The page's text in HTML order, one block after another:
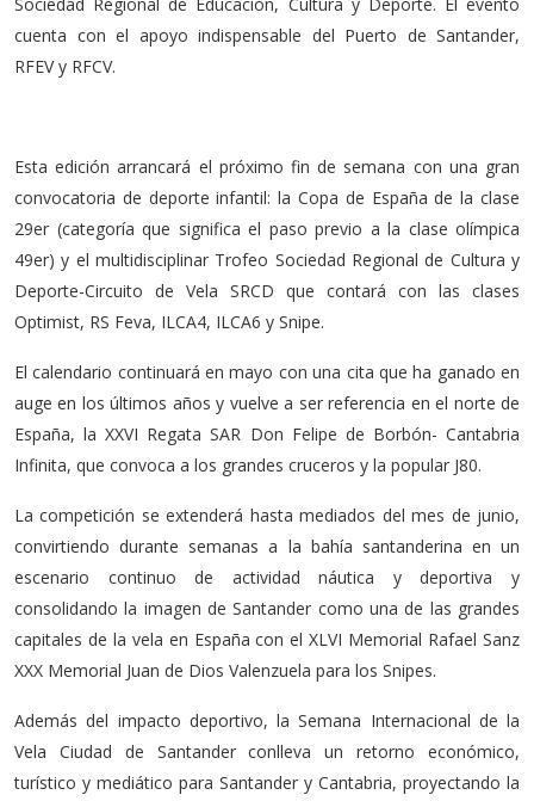
cuenta con el apoyo indispensable del Puerto de Santander,
RFEV y RFCV.
Esta edición arrancará el próximo fin de semana con una gran
convocatoria de deporte infantil: la Copa de España de la clase
29er (categoría que significa el paso previo a la clase olímpica
49er) y el multidisciplinar Trofeo Sociedad Regional de Cultura y
Deporte-Circuito de Vela SRCD que contará con las clases
Optimist, RS Feva, ILCA4, ILCA6 y Snipe.
El calendario continuará en mayo con una cita que ha ganado en
auge en los últimos años y vuelve a ser referencia en el norte de
España, la XXVI Regata SAR Don Felipe de Borbón- Cantabria
Infinita, que convoca a los grandes cruceros y la popular J80.
La competición se extenderá hasta mediados del mes de junio,
convirtiendo durante semanas a la bahía santanderina en un
escenario continuo de actividad náutica y deportiva y
consolidando la imagen de Santander como una de las grandes
capitales de la vela en España con el XLVI Memorial Rafael Sanz
XXX Memorial Juan de Dios Valenzuela para los Snipes.
Además del impacto deportivo, la Semana Internacional de la
Vela Ciudad de Santander conlleva un retorno económico,
turístico y mediático para Santander y Cantabria, proyectando la